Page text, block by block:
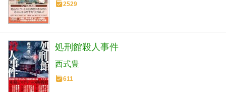
2529
処刑館殺人事件
西式豊
611